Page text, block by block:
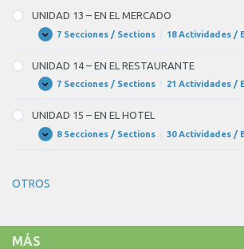
–
¿QUÉ
TE
PONES
LA
FIESTA?
UNIDAD 13 – EN EL MERCADO
Expandir
UNIDAD
–
EN
EL
MERCADO
7 Secciones / Sections 18 Actividades /
UNIDAD 14 – EN EL RESTAURANTE
Expandir
UNIDAD
–
EN
EL
RESTAURANTE
7 Secciones / Sections 21 Actividades /
UNIDAD 15 – EN EL HOTEL
Expandir
UNIDAD
EL
8 Secciones / Sections 30 Actividades /
OTROS
MÁS